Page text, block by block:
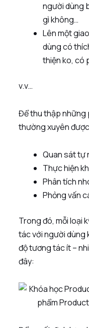
người dùng
gì không…
Lên một
dùng có
thiện ko, có
v.v…
Để thu thập những
thường xuyên
Quan sát tự
Thực hiện
Phân tích
Phỏng vấn
Trong đó, mỗi loại
tác với người dùng
độ tương tác ít –
đây: